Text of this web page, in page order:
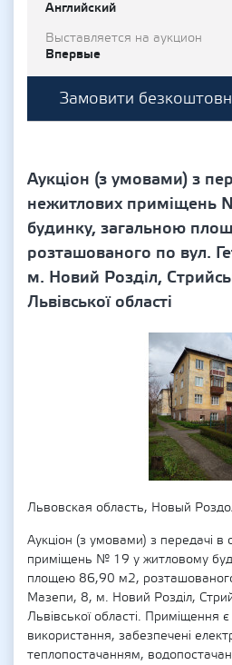
Английский
Выставляется на аукцион
Впервые
Замовити
Аукціон (з умовами) з
нежитлових приміщень
будинку, загальною
розташованого по вул.
м. Новий Розділ,
Львівської області
Львовская область, Новый
Аукціон (з умовами) з передачі в
приміщень № 19 у житловому
площею 86,90 м2,
Мазепи, 8, м. Новий Розділ,
Львівської області. Приміщення
використання, забезпечені
теплопостачанням,